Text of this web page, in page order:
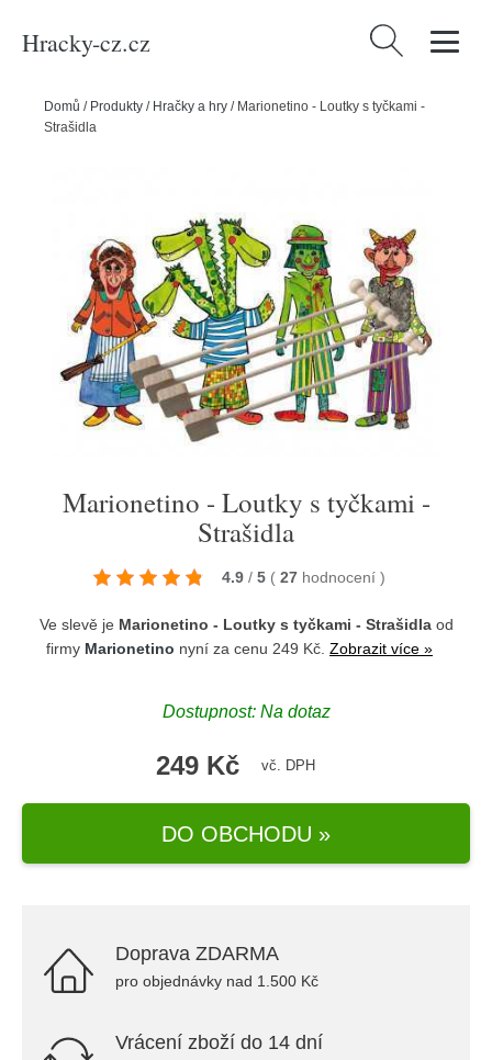
Hracky-cz.cz Vyhledávání
Domů / Produkty / Hračky a hry / Marionetino - Loutky s tyčkami -
Strašidla
Marionetino - Loutky s tyčkami -
Strašidla
4.9 / 5 ( 27 hodnocení )
Ve slevě je Marionetino - Loutky s tyčkami - Strašidlaod
firmy Marionetino nyní za cenu 249 Kč. Zobrazit více »
Dostupnost: Na dotaz
249 Kč vč. DPH
DO OBCHODU »
Doprava ZDARMA
pro objednávky nad 1.500 Kč
Vrácení zboží do 14 dní